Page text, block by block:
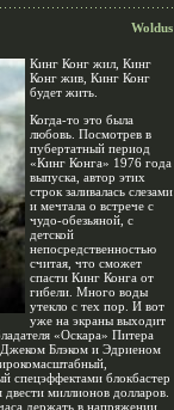
Woldus
Кинг Конг жил, Кинг
Конг жив, Кинг Конг
будет жить.
Когда-то это была
любовь. Посмотрев в
пубертатный период
«Кинг Конга» 1976 года
выпуска, автор этих
строк заливалась слезами
и мечтала о встрече с
чудо-обезьяной, с
детской
непосредственностью
считая, что сможет
спасти Кинг Конга от
гибели. Много воды
утекло с тех пор. И вот
уже на экраны выходит
«Оскара» Питера
Блэком и Эдриеном
спецэффектами блокбастер
миллионов долларов.
держать в напряжении